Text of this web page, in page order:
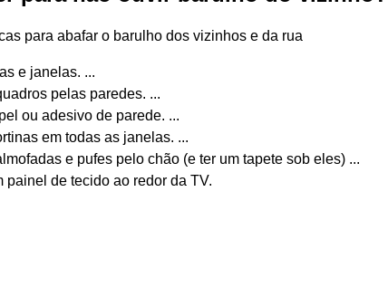
para abafar o barulho dos vizinhos e da rua
e janelas. ...
pelas paredes. ...
ou adesivo de parede. ...
em todas as janelas. ...
e pufes pelo chão (e ter um tapete sob eles) ...
painel de tecido ao redor da TV.